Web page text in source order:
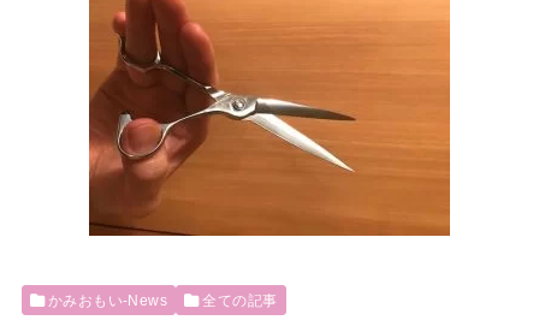
かみおもい-News 全ての記事